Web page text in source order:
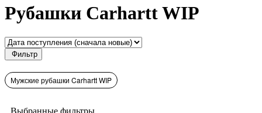
Рубашки Carhartt WIP
Фильтр
Мужские рубашки Carhartt WIP
Выбранные фильтры